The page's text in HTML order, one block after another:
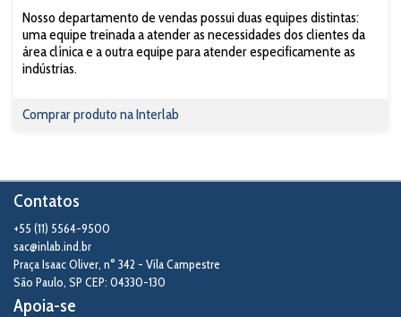
Nosso departamento de vendas possui duas equipes distintas:
uma equipe treinada a atender as necessidades dos clientes da
área clínica e a outra equipe para atender especificamente as
indústrias.
Comprar produto na Interlab
Contatos
+55 (11) 5564-9500
sac@inlab.ind.br
Praça Isaac Oliver, n° 342 - Vila Campestre
São Paulo, SP CEP: 04330-130
Apoia-se